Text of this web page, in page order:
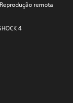
remota
4